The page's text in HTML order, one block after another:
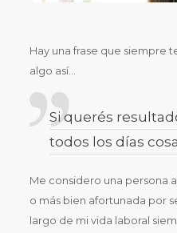
Hay una frase que siempre
algo así…
Si querés
todos los días
Me considero una persona
o más bien afortunada por
largo de mi vida laboral